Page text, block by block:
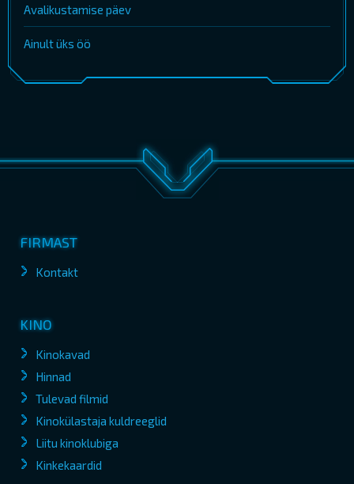
Avalikustamise päev
Ainult üks öö
FIRMAST
Kontakt
KINO
Kinokavad
Hinnad
Tulevad filmid
Kinokülastaja kuldreeglid
Liitu kinoklubiga
Kinkekaardid